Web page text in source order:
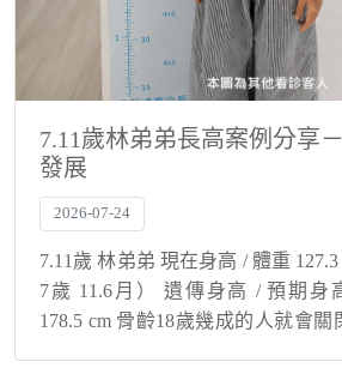
7.11歲林弟弟長高案例分享
發展
2026-07-24
7.11歲 林弟弟 現在身高 / 體重
7歲 11.6月） 遺傳身高 / 預期身
178.5 cm 骨齡18歲幾成的人就會